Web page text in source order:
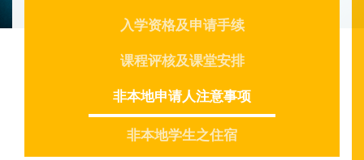
入学资格及申请手续
课程评核及课堂安排
非本地申请人注意事项
非本地学生之住宿